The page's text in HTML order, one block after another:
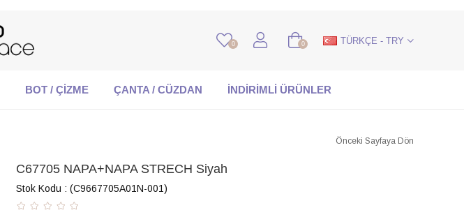
0 0 TÜRKÇE - TRY
BOT / ÇİZME ÇANTA / CÜZDAN İNDİRİMLİ ÜRÜNLER
Önceki Sayfaya Dön
C67705 NAPA+NAPA STRECH Siyah
Stok Kodu (C9667705A01N-001)